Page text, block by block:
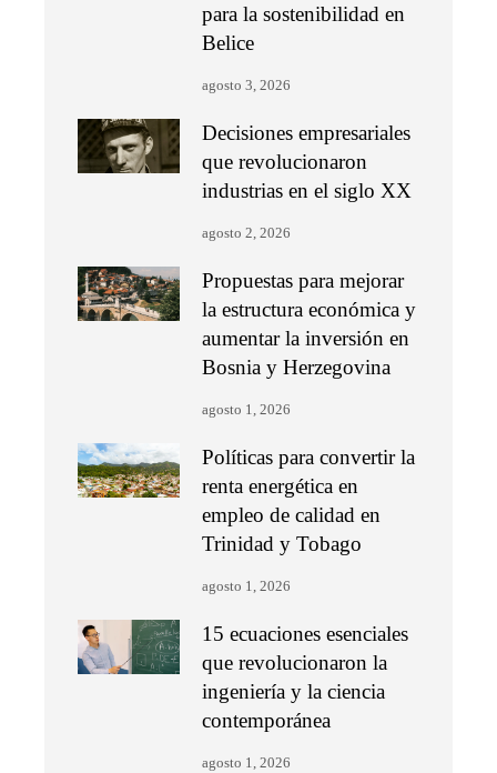
para la sostenibilidad en
Belice
agosto 3, 2026
Decisiones empresariales
que revolucionaron
industrias en el siglo XX
agosto 2, 2026
Propuestas para mejorar
la estructura económica y
aumentar la inversión en
Bosnia y Herzegovina
agosto 1, 2026
Políticas para convertir la
renta energética en
empleo de calidad en
Trinidad y Tobago
agosto 1, 2026
15 ecuaciones esenciales
que revolucionaron la
ingeniería y la ciencia
contemporánea
agosto 1, 2026